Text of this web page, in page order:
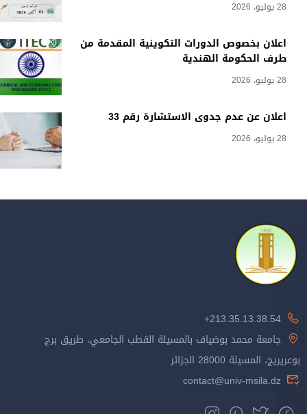
28 يوليو، 2026
اعلان بخصوص الدورات التكوينية المقدمة من
طرف الحكومة الهندية
28 يوليو، 2026
اعلان عن عدم جدوى الاستشارة رقم 33
28 يوليو، 2026
213.35.13.38.54+
جامعة محمد بوضياف بالمسيلة القطب الجامعي، طريق برج
بوعريريج، المسيلة 28000 الجزائر
contact@univ-msila.dz